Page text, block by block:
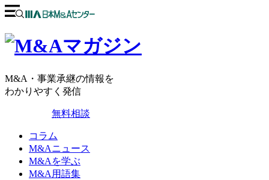
M&A・事業承継の情報を
わかりやすく発信
無料相談
コラム
M&Aニュース
M&Aを学ぶ
M&A用語集